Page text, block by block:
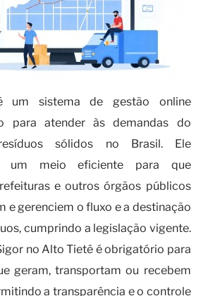
um sistema de gestão online
para atender às demandas do
sólidos no Brasil. Ele
um meio eficiente para que
e outros órgãos públicos
e gerenciem o fluxo e a destinação
cumprindo a legislação vigente.
no Alto Tietê é obrigatório para
geram, transportam ou recebem
a transparência e o controle